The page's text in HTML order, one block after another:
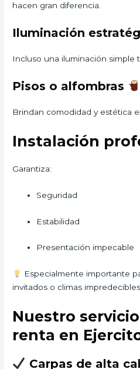
hacen gran diferencia.
Iluminación
Incluso una iluminación simple
Pisos o alfombras
Brindan comodidad y estética
Instalación
Garantiza:
Seguridad
Estabilidad
Presentación impecable
Especialmente importante
invitados o climas
Nuestro
renta en
Carpas de alta